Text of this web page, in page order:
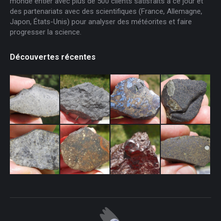
des partenariats avec des scientifiques (France, Allemagne,
Japon, États-Unis) pour analyser des météorites et faire
progresser la science.
Découvertes récentes